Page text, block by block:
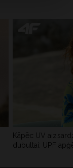
Kāpēc UV
dubultai: UPF